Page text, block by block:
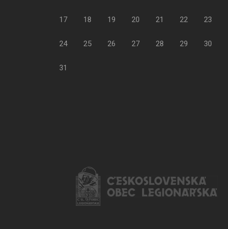
17 18 19 20 21 22 23
24 25 26 27 28 29 30
31